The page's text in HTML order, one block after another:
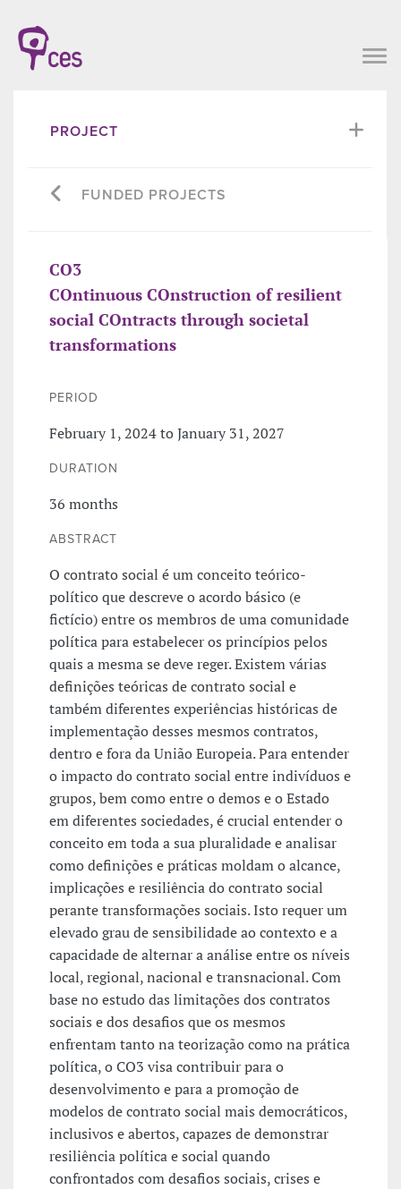
PROJECT
FUNDED PROJECTS
CO3
COntinuous COnstruction of resilient
social COntracts through societal
transformations
PERIOD
February 1, 2024 to January 31, 2027
DURATION
36 months
ABSTRACT
O contrato social é um conceito teórico-
político que descreve o acordo básico (e
fictício) entre os membros de uma comunidade
política para estabelecer os princípios pelos
quais a mesma se deve reger. Existem várias
definições teóricas de contrato social e
também diferentes experiências históricas de
implementação desses mesmos contratos,
dentro e fora da União Europeia. Para entender
o impacto do contrato social entre indivíduos e
grupos, bem como entre o demos e o Estado
em diferentes sociedades, é crucial entender o
conceito em toda a sua pluralidade e analisar
como definições e práticas moldam o alcance,
implicações e resiliência do contrato social
perante transformações sociais. Isto requer um
elevado grau de sensibilidade ao contexto e a
capacidade de alternar a análise entre os níveis
local, regional, nacional e transnacional. Com
base no estudo das limitações dos contratos
sociais e dos desafios que os mesmos
enfrentam tanto na teorização como na prática
política, o CO3 visa contribuir para o
desenvolvimento e para a promoção de
modelos de contrato social mais democráticos,
inclusivos e abertos, capazes de demonstrar
resiliência política e social quando
confrontados com desafios sociais, crises e